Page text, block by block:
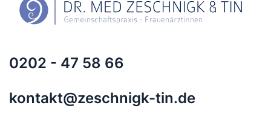
0202 - 47 58 66
kontakt@zeschnigk-tin.de